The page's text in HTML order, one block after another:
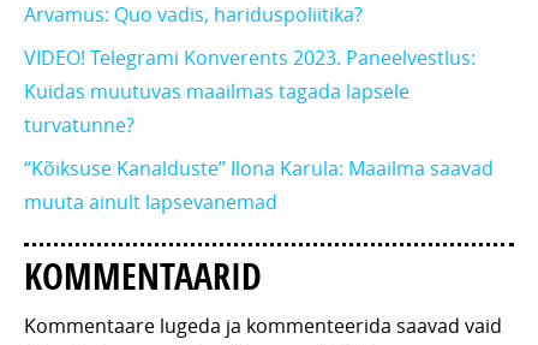
Arvamus: Quo vadis, hariduspoliitika?
VIDEO! Telegrami Konverents 2023. Paneelvestlus:
Kuidas muutuvas maailmas tagada lapsele
turvatunne?
“Kõiksuse Kanalduste” Ilona Karula: Maailma saavad
muuta ainult lapsevanemad
KOMMENTAARID
Kommentaare lugeda ja kommenteerida saavad vaid